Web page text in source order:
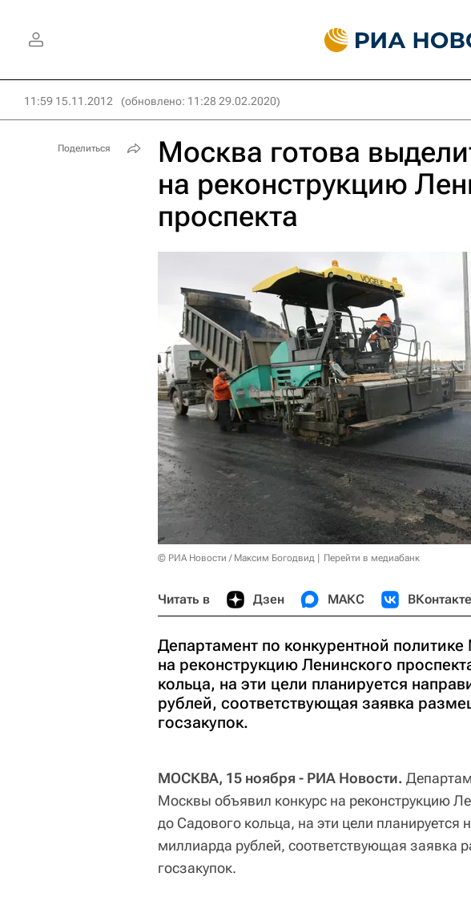
11:59 15.11.2012 (обновлено: 11:28 29.02.2020)
Москва готова
на реконструкцию
проспекта
© РИА Новости / Максим Богодвид Перейти в медиабанк
Читать в Дзен МАКС ВКонтакте
Департамент по конкурентной
на реконструкцию Ленинского
кольца, на эти цели планируется
рублей, соответствующая заявка
госзакупок.
МОСКВА, 15 ноября - РИА Новости.
Москвы объявил конкурс на реконструкцию
до Садового кольца, на эти цели планируется
миллиарда рублей, соответствующая заявка
госзакупок.
Поделиться